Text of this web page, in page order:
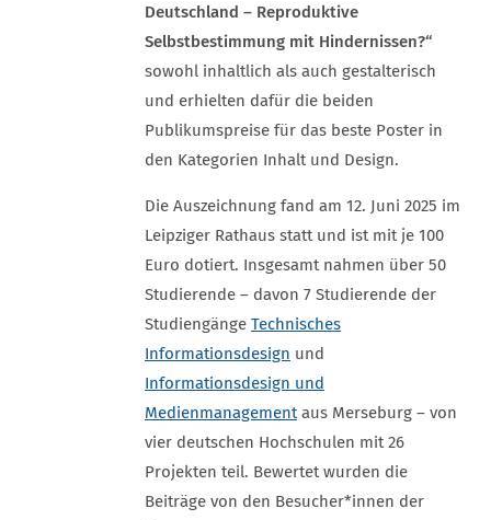
Deutschland – Reproduktive
Selbstbestimmung mit Hindernissen?“
sowohl inhaltlich als auch gestalterisch
und erhielten dafür die beiden
Publikumspreise für das beste Poster in
den Kategorien Inhalt und Design.
Die Auszeichnung fand am 12. Juni 2025 im
Leipziger Rathaus statt und ist mit je 100
Euro dotiert. Insgesamt nahmen über 50
Studierende – davon 7 Studierende der
Studiengänge Technisches
Informationsdesign und
Informationsdesign und
Medienmanagementaus Merseburg – von
vier deutschen Hochschulen mit 26
Projekten teil. Bewertet wurden die
Beiträge von den Besucher*innen der